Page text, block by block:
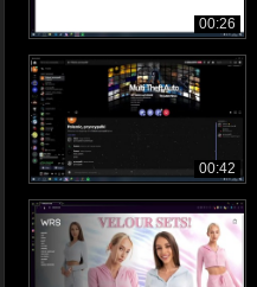
00:26
00:42